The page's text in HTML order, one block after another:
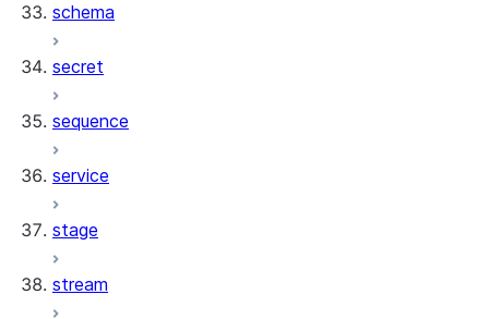
schema
secret
sequence
service
stage
stream